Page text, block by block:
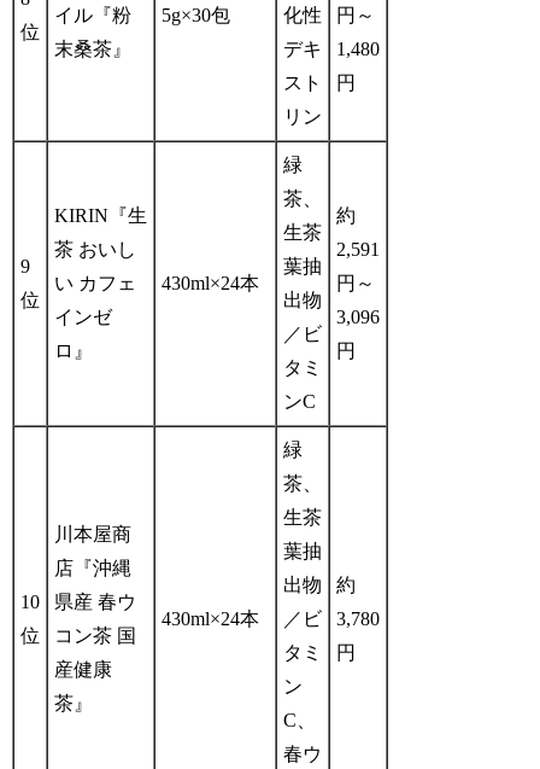
位
イル『粉
末桑茶』
5g×30包
化性
デキ
スト
リン
円～
1,480
円
9
位
KIRIN『生
茶 おいし
い カフェ
インゼ
ロ』
430ml×24本
緑
茶、
生茶
葉抽
出物
／ビ
タミ
ンC
約
2,591
円～
3,096
円
10
位
川本屋商
店『沖縄
県産 春ウ
コン茶 国
産健康
茶』
430ml×24本
緑
茶、
生茶
葉抽
出物
／ビ
タミ
ン
C、
春ウ
約
3,780
円